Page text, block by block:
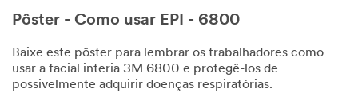
Pôster - Como usar EPI - 6800
Baixe este pôster para lembrar os trabalhadores como
usar a facial interia 3M 6800 e protegê-los de
possivelmente adquirir doenças respiratórias.